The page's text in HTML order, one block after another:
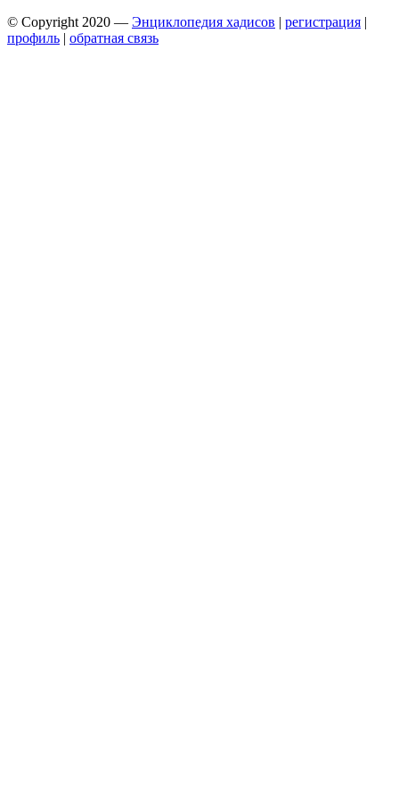
© Copyright 2020 — Энциклопедия хадисов | регистрация |
профиль | обратная связь